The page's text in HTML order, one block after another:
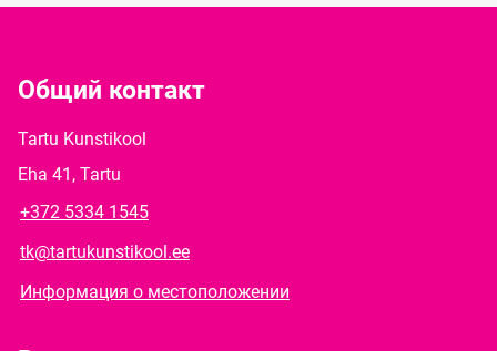
Общий контакт
Tartu Kunstikool
Eha 41, Tartu
+372 5334 1545
tk@tartukunstikool.ee
Информация о местоположении